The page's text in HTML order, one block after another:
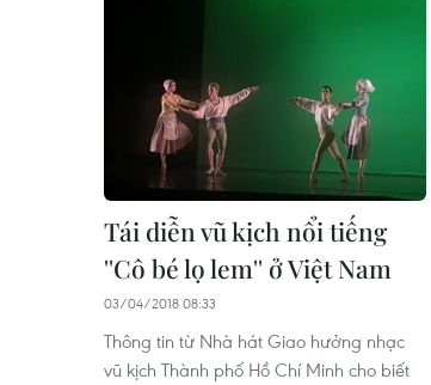
Tái diễn vũ kịch nổi tiếng
''Cô bé lọ lem'' ở Việt Nam
03/04/2018 08:33
Thông tin từ Nhà hát Giao hưởng nhạc
vũ kịch Thành phố Hồ Chí Minh cho biết